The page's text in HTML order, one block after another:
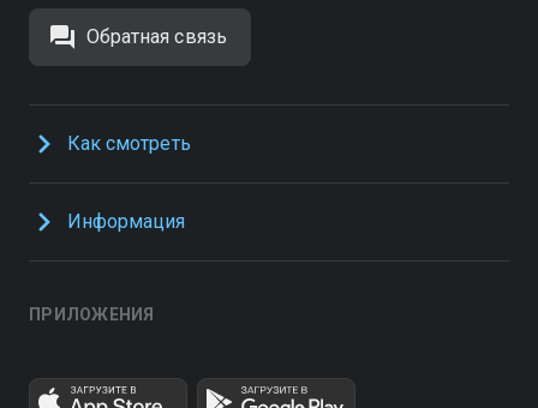
Обратная связь
Как смотреть
Информация
ПРИЛОЖЕНИЯ